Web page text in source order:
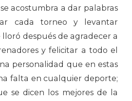
acostumbra a dar palabras
cada torneo y levantar
después de agradecer a
y felicitar a todo el
personalidad que en estas
falta en cualquier deporte;
se dicen los mejores de la